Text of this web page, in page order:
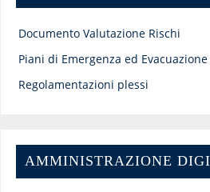
Documento Valutazione Rischi
Piani di Emergenza ed Evacuazione
Regolamentazioni plessi
AMMINISTRAZIONE